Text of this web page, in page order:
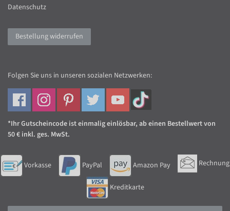
Datenschutz
Bestellung widerrufen
Folgen Sie uns in unseren sozialen Netzwerken:
*Ihr Gutscheincode ist einmalig einlösbar, ab einen Bestellwert von
50 € inkl. ges. MwSt.
Vorkasse PayPal Amazon Pay Rechnung
Kreditkarte